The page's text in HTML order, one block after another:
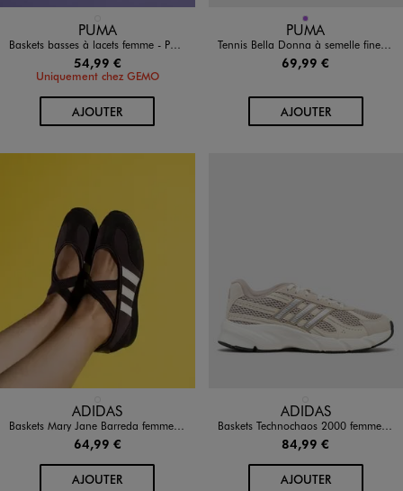
Disponible en 1 coloris
PUMA
Baskets basses à lacets femme - PUMA
54,99 €
Uniquement chez GEMO
AJOUTERAU PANIER
Disponible en 1 coloris
VIOLET
PUMA
Tennis Bella Donna à semelle fine en suédine femme - Puma
69,99 €
AJOUTERAU PANIER
Disponible en 1 coloris
ADIDAS
Baskets Mary Jane Barreda femme - Adidas
64,99 €
AJOUTERAU PANIER
Disponible en 1 coloris
ADIDAS
Baskets Technochaos 2000 femme - Adidas
84,99 €
AJOUTERAU PANIER